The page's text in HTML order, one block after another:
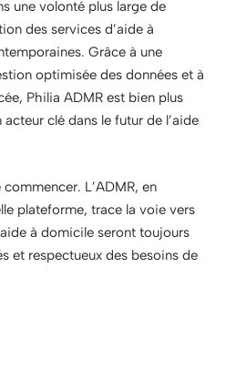
une volonté plus large de
des services d’aide à
Grâce à une
optimisée des données et à
Philia ADMR est bien plus
acteur clé dans le futur de l’aide
L’ADMR, en
plateforme, trace la voie vers
à domicile seront toujours
et respectueux des besoins de